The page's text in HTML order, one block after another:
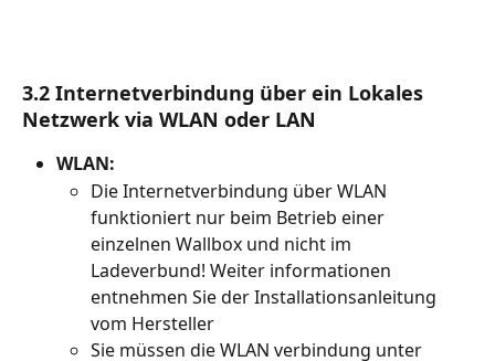
3.2 Internetverbindung über ein Lokales
Netzwerk via WLAN oder LAN
WLAN:
Die Internetverbindung über WLAN
funktioniert nur beim Betrieb einer
einzelnen Wallbox und nicht im
Ladeverbund! Weiter informationen
entnehmen Sie der Installationsanleitung
vom Hersteller
Sie müssen die WLAN verbindung unter